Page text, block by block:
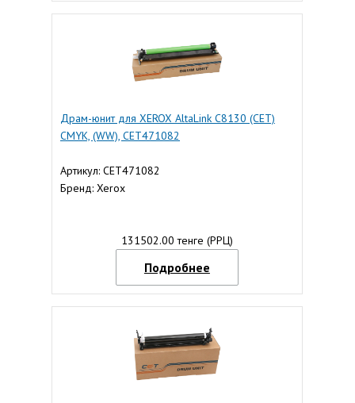
Драм-юнит для XEROX AltaLink C8130 (CET)
CMYK, (WW), CET471082
Артикул: CET471082
Бренд: Xerox
131502.00 тенге (РРЦ)
Подробнее